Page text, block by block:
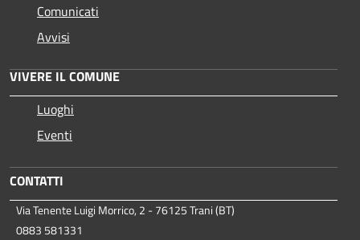
Comunicati
Avvisi
VIVERE IL COMUNE
Luoghi
Eventi
CONTATTI
Via Tenente Luigi Morrico, 2 - 76125 Trani (BT)
0883 581331